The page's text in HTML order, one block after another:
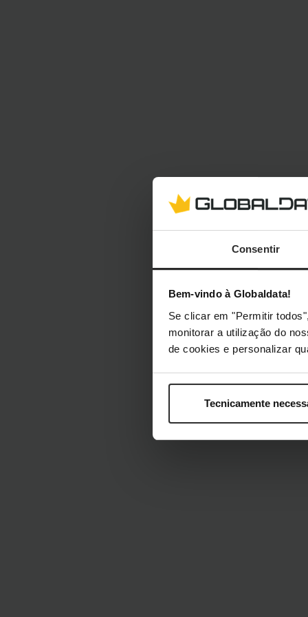
Consentir
Bem-vindo à Globaldata!
Se clicar em "Permitir
monitorar a utilização do
de cookies e personalizar
Tecnicamente